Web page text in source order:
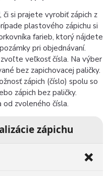
si prajete vyrobiť zápich z
plastového zápichu si
farieb, ktorý nájdete
pri objednávaní.
veľkosť čísla. Na výber
bez zapichovacej paličky.
zápich (číslo) spolu so
zápich bez paličky.
od zvoleného čísla.
zápichu
❌